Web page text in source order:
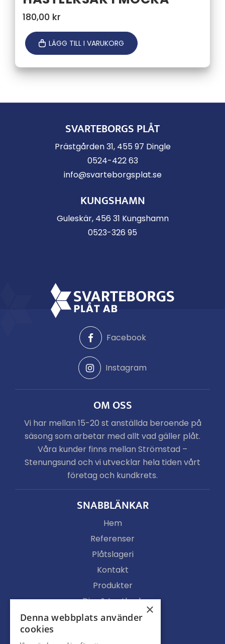
180,00 kr
LÄGG TILL I VARUKORG
SVARTEBORGS PLÅT
Prästgården 31, 455 97 Dingle
0524-422 63
info@svarteborgsplat.se
KUNGSHAMN
Guleskär, 456 31 Kungshamn
0523-326 95
Facebook
Instagram
OM OSS
Vi har mellan 15-20 st anställda beroende på
säsong som arbetar med allt vad gäller plåt.
Våra kunder finns mellan Strömstad –
Stenungsund och vi utvecklar hela tiden vårt
företag och kundkrets.
SNABBLÄNKAR
Hem
Referenser
Plåtslageri
Kontakt
Produkter
Djur & Lantbruk
Köpvillkor
×
Denna webbplats använder
cookies